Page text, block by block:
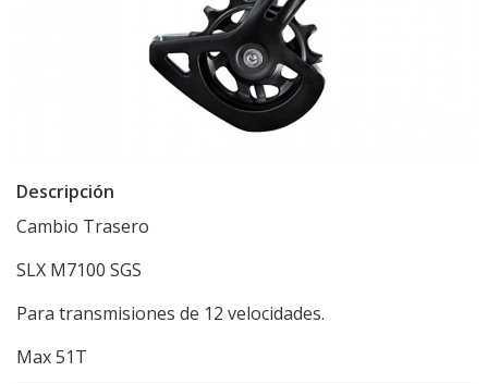
Descripción
Cambio Trasero
SLX M7100 SGS
Para transmisiones de 12 velocidades.
Max 51T